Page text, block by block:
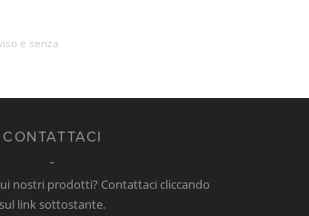
e senza
CONTATTACI
nostri prodotti? Contattaci cliccando
sul link sottostante.